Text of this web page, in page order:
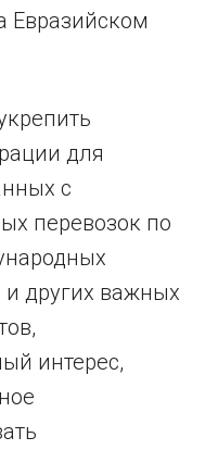
Евразийском
для
с
перевозок по
и других важных
интерес,